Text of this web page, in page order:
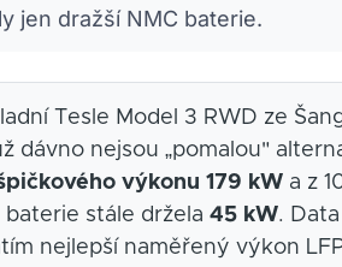
jen dražší NMC baterie.
Tesle Model 3 RWD ze
dávno nejsou „pomalou"
výkonu 179 kW a z
baterie stále držela45 kW.
nejlepší naměřený výkon